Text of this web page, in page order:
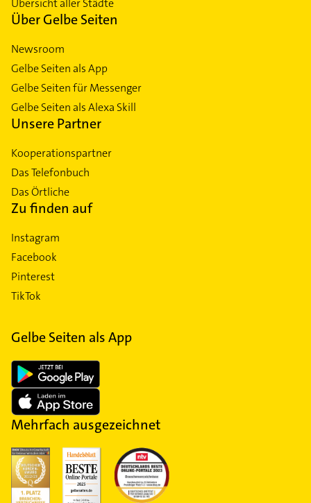
Über Gelbe Seiten
Newsroom
Gelbe Seiten als App
Gelbe Seiten für Messenger
Gelbe Seiten als Alexa Skill
Unsere Partner
Kooperationspartner
Das Telefonbuch
Das Örtliche
Zu finden auf
Instagram
Facebook
Pinterest
TikTok
Gelbe Seiten als App
Mehrfach ausgezeichnet